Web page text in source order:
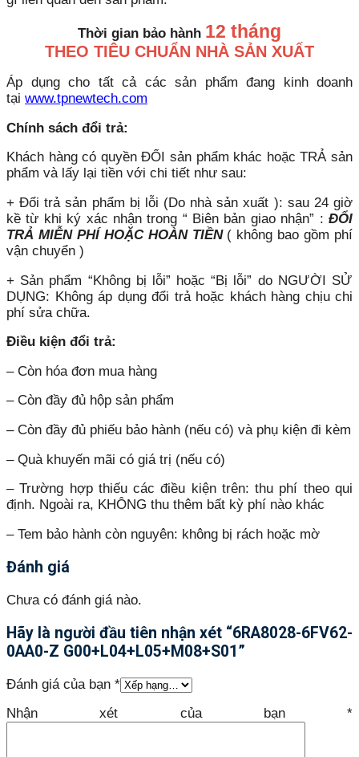
Thời gian bảo hành 12 tháng
THEO TIÊU CHUẨN NHÀ SẢN XUẤT
Áp dụng cho tất cả các sản phẩm đang kinh doanh
tại www.tpnewtech.com
Chính sách đổi trả:
Khách hàng có quyền ĐỔI sản phẩm khác hoặc TRẢ sản
phẩm và lấy lại tiền với chi tiết như sau:
+ Đổi trả sản phẩm bị lỗi (Do nhà sản xuất ): sau 24 giờ
kề từ khi ký xác nhận trong “ Biên bản giao nhận” : ĐỔI
TRẢ MIỄN PHÍ HOẶC HOÀN TIỀN( không bao gồm phí
vận chuyển )
+ Sản phẩm “Không bị lỗi” hoặc “Bị lỗi” do NGƯỜI SỬ
DỤNG: Không áp dụng đổi trả hoặc khách hàng chịu chi
phí sửa chữa.
Điều kiện đổi trả:
– Còn hóa đơn mua hàng
– Còn đầy đủ hộp sản phẩm
– Còn đầy đủ phiếu bảo hành (nếu có) và phụ kiện đi kèm
– Quà khuyến mãi có giá trị (nếu có)
– Trường hợp thiếu các điều kiện trên: thu phí theo qui
định. Ngoài ra, KHÔNG thu thêm bất kỳ phí nào khác
– Tem bảo hành còn nguyên: không bị rách hoặc mờ
Đánh giá
Chưa có đánh giá nào.
Hãy là người đầu tiên nhận xét “6RA8028-6FV62-
0AA0-Z G00+L04+L05+M08+S01”
Đánh giá của bạn *
Nhận xét của bạn *